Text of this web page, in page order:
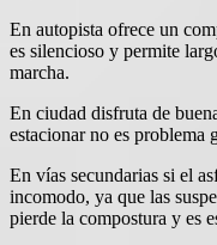
En autopista ofrece un
es silencioso y permite
marcha.
En ciudad disfruta de
estacionar no es problema
En vías secundarias si el
incomodo, ya que las
pierde la compostura y es